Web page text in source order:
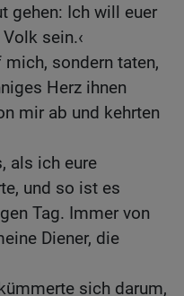
gehen: Ich will euer
sein.‹
sondern taten,
Herz ihnen
mir ab und kehrten
als ich eure
und so ist es
Tag. Immer von
Diener, die
sich darum,